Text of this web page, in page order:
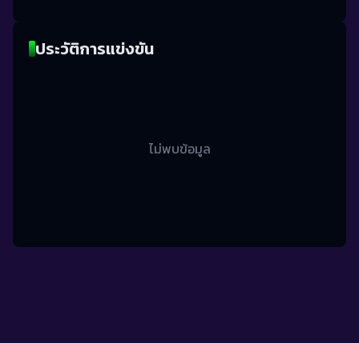
ประวัติการแข่งขัน
ไม่พบข้อมูล